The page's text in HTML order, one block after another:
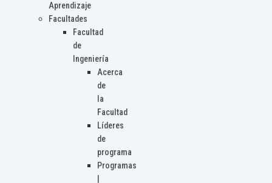
Aprendizaje
Facultades
Facultad
de
Ingeniería
Acerca
de
la
Facultad
Líderes
de
programa
Programas